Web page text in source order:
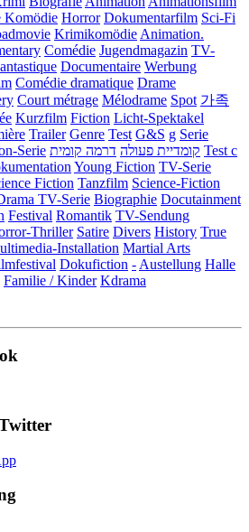
Komödie Horror Dokumentarfilm Sci-Fi
Krimikomödie Animation.
Comédie Jugendmagazin TV-
Documentaire Werbung
Comédie dramatique Drame
Court métrage Mélodrame Spot 가족
Kurzfilm Fiction Licht-Spektakel
Trailer Genre Test G&S g Serie
Serie קומדיית פעולה דרמה קומית
Test c
Young Fiction TV-Serie
Fiction Tanzfilm Science-Fiction
TV-Serie Biographie Docutainment
Festival Romantik TV-Sendung
Thriller Satire Divers History True
Installation Martial Arts
Dokufiction - Austellung Halle
Familie / Kinder Kdrama